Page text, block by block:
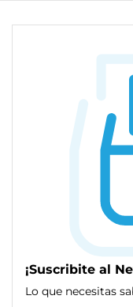
¡Suscribite al
Lo que necesitas